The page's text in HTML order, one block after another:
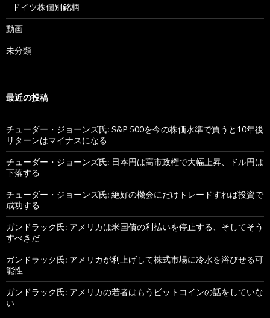
ドイツ株個別銘柄
動画
未分類
最近の投稿
チューダー・ジョーンズ氏: S&P 500を今の株価水準で買うと10年後
リターンはマイナスになる
チューダー・ジョーンズ氏: 日本円は高市政権で大幅上昇、ドル円は
下落する
チューダー・ジョーンズ氏: 絶好の機会にだけトレードすれば投資で
成功する
ガンドラック氏: アメリカは米国債の利払いを停止する、そしてそう
すべきだ
ガンドラック氏: アメリカが利上げして株式市場に冷水を浴びせる可
能性
ガンドラック氏: アメリカの若者はもうビットコインの話をしていな
い